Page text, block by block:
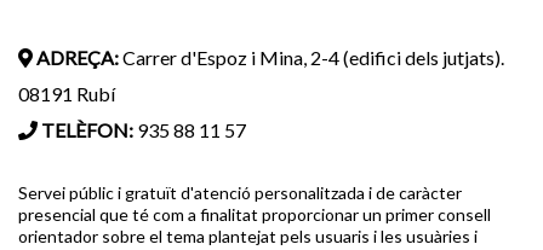
ADREÇA:Carrer d'Espoz i Mina, 2-4 (edifici dels jutjats).
08191 Rubí
TELÈFON: 935 88 11 57
Servei públic i gratuït d'atenció personalitzada i de caràcter
presencial que té com a finalitat proporcionar un primer consell
orientador sobre el tema plantejat pels usuaris i les usuàries i